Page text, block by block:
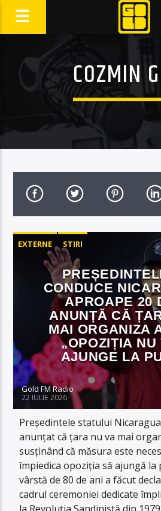
COZMIN
EXTERNE STIRI
CONDUCE
APROAPE 20
ANUNȚĂ CĂ
MAI ORGANIZA
„OPOZIȚIA NU
AJUNGE LA
Gold FM Radio
22 IULIE 2026
Președintele statului
anunțat că țara nu va mai
susținând că măsura este
împiedica opoziția să ajungă la
vârstă de 80 de ani a făcut
cadrul ceremoniei dedicate